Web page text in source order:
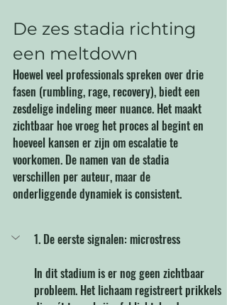
De zes stadia richting
een meltdown
Hoewel veel professionals spreken over drie
fasen (rumbling, rage, recovery), biedt een
zesdelige indeling meer nuance. Het maakt
zichtbaar hoe vroeg het proces al begint en
hoeveel kansen er zijn om escalatie te
voorkomen. De namen van de stadia
verschillen per auteur, maar de
onderliggende dynamiek is consistent.
1. De eerste signalen: microstress
In dit stadium is er nog geen zichtbaar
probleem. Het lichaam registreert prikkels